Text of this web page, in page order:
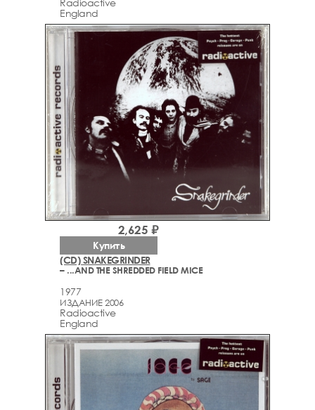
England
(CD) SNAKEGRINDER
– ...AND THE SHREDDED FIELD MICE
1977
ИЗДАНИЕ 2006
Radioactive
England
2,625 ₽
Купить